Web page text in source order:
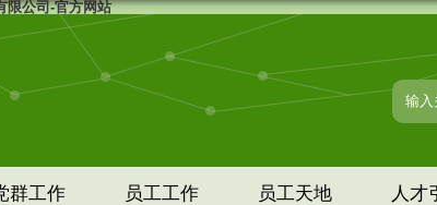
限公司-官方网站
群工作 员工工作 员工天地 人才